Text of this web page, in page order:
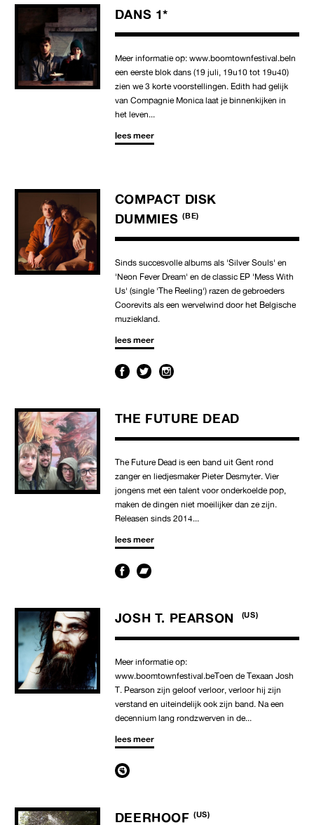
DANS 1*
Meer informatie op: www.boomtownfestival.beIn
een eerste blok dans (19 juli, 19u10 tot 19u40)
zien we 3 korte voorstellingen. Edith had gelijk
van Compagnie Monica laat je binnenkijken in
het leven...
lees meer
COMPACT DISK
DUMMIES (BE)
Sinds succesvolle albums als 'Silver Souls' en
'Neon Fever Dream' en de classic EP 'Mess With
Us' (single 'The Reeling') razen de gebroeders
Coorevits als een wervelwind door het Belgische
muziekland.
lees meer
THE FUTURE DEAD
The Future Dead is een band uit Gent rond
zanger en liedjesmaker Pieter Desmyter. Vier
jongens met een talent voor onderkoelde pop,
maken de dingen niet moeilijker dan ze zijn.
Releasen sinds 2014...
lees meer
JOSH T. PEARSON (US)
Meer informatie op:
www.boomtownfestival.beToen de Texaan Josh
T. Pearson zijn geloof verloor, verloor hij zijn
verstand en uiteindelijk ook zijn band. Na een
decennium lang rondzwerven in de...
lees meer
DEERHOOF (US)